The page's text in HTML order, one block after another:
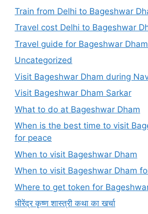
Train from Delhi to Bageshwar
Travel cost Delhi to Bageshwar
Travel guide for Bageshwar
Uncategorized
Visit Bageshwar Dham during
Visit Bageshwar Dham Sarkar
What to do at Bageshwar Dham
When is the best time to visit
for peace
When to visit Bageshwar Dham
When to visit Bageshwar Dham
Where to get token for
धीरेंद्र कृष्ण शास्त्री कथा का खर्चा